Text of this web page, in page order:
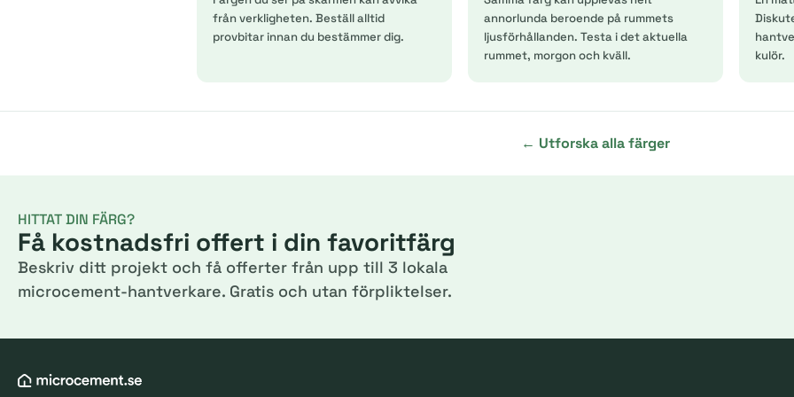
från verkligheten. Beställ alltid
provbitar innan du bestämmer dig.
annorlunda beroende på rummets
ljusförhållanden. Testa i det aktuella
rummet, morgon och kväll.
kulör.
← Utforska alla färger
HITTAT DIN FÄRG?
Få kostnadsfri offert i din favoritfärg
Beskriv ditt projekt och få offerter från upp till 3 lokala
microcement-hantverkare. Gratis och utan förpliktelser.